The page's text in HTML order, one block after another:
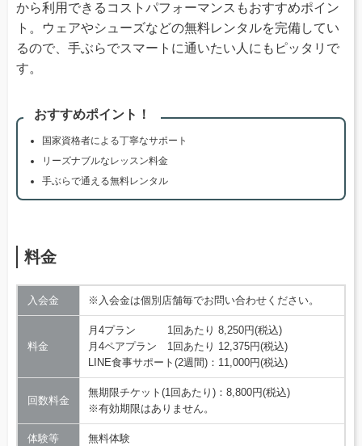
から利用できるコストパフォーマンスもおすすめポイン
ト。ウェアやシューズなどの無料レンタルを完備してい
るので、手ぶらでスマートに通いたい人にもピッタリで
す。
おすすめポイント！
国家資格者による丁寧なサポート
リーズナブルなレッスン料金
手ぶらで通える無料レンタル
料金
入会金 ※入会金は個別店舗毎でお問い合わせください。
料金
月4プラン 1回あたり 8,250円(税込)
月4ペアプラン 1回あたり 12,375円(税込)
LINE食事サポート(2週間)：11,000円(税込)
回数料金
無期限チケット(1回あたり)：8,800円(税込)
※有効期限はありません。
体験等 無料体験